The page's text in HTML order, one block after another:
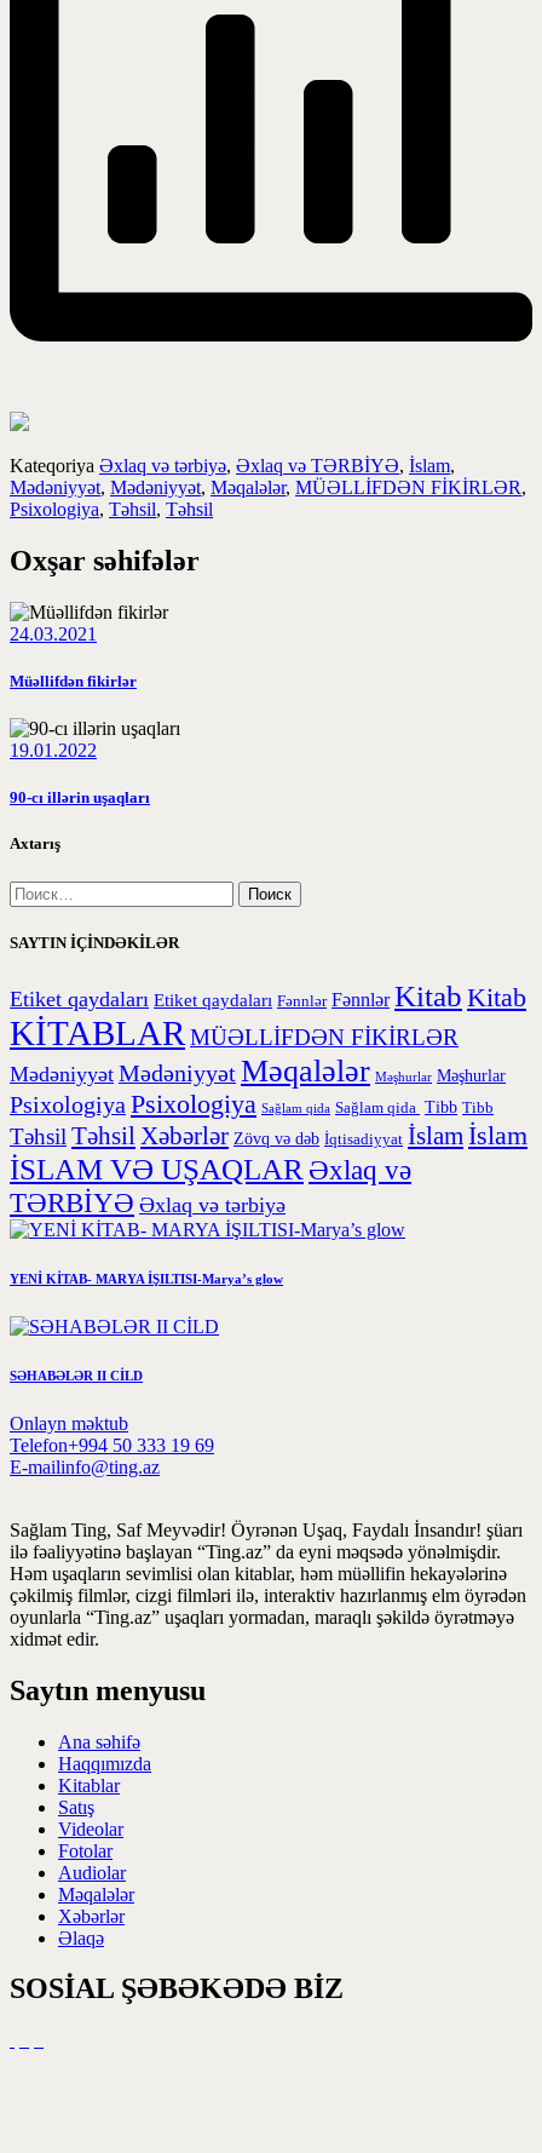
Kateqoriya Əxlaq və tərbiyə, Əxlaq və TƏRBİYƏ, İslam,
Mədəniyyət, Mədəniyyət, Məqalələr, MÜƏLLİFDƏN FİKİRLƏR,
Psixologiya, Təhsil, Təhsil
Oxşar səhifələr
24.03.2021
Müəllifdən fikirlər
19.01.2022
90-cı illərin uşaqları
Axtarış
SAYTIN İÇİNDƏKİLƏR
Etiket qaydaları Etiket qaydaları Fənnlər Fənnlər Kitab Kitab
KİTABLAR MÜƏLLİFDƏN FİKİRLƏR
Mədəniyyət MədəniyyətMəqalələr Məşhurlar Məşhurlar
Psixologiya Psixologiya Sağlam qida Sağlam qida Tibb Tibb
Təhsil TəhsilXəbərlər Zövq və dəb İqtisadiyyat İslam İslam
İSLAM VƏ UŞAQLAR Əxlaq və
TƏRBİYƏ Əxlaq və tərbiyə
YENİ KİTAB- MARYA İŞILTISI-Marya’s glow
SƏHABƏLƏR II CİLD
Onlayn məktub
Telefon+994 50 333 19 69
E-mailinfo@ting.az
Sağlam Ting, Saf Meyvədir! Öyrənən Uşaq, Faydalı İnsandır! şüarı
ilə fəaliyyətinə başlayan “Ting.az” da eyni məqsədə yönəlmişdir.
Həm uşaqların sevimlisi olan kitablar, həm müəllifin hekayələrinə
çəkilmiş filmlər, cizgi filmləri ilə, interaktiv hazırlanmış elm öyrədən
oyunlarla “Ting.az” uşaqları yormadan, maraqlı şəkildə öyrətməyə
xidmət edir.
Saytın menyusu
Ana səhifə
Haqqımızda
Kitablar
Satış
Videolar
Fotolar
Audiolar
Məqalələr
Xəbərlər
Əlaqə
SOSİAL ŞƏBƏKƏDƏ BİZ